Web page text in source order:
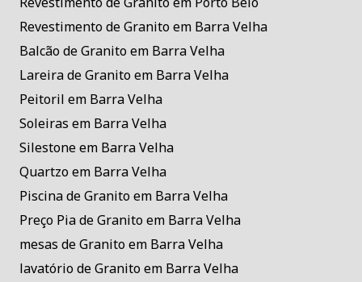
Revestimento de Granito em Barra Velha
Balcão de Granito em Barra Velha
Lareira de Granito em Barra Velha
Peitoril em Barra Velha
Soleiras em Barra Velha
Silestone em Barra Velha
Quartzo em Barra Velha
Piscina de Granito em Barra Velha
Preço Pia de Granito em Barra Velha
mesas de Granito em Barra Velha
lavatório de Granito em Barra Velha